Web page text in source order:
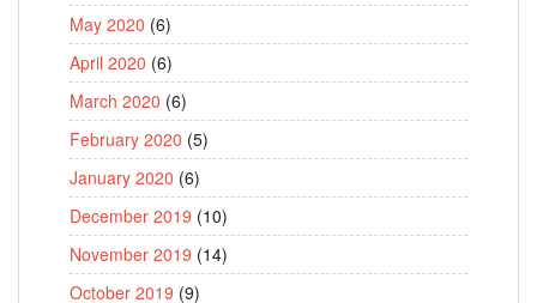
May 2020 (6)
April 2020 (6)
March 2020 (6)
February 2020 (5)
January 2020 (6)
December 2019 (10)
November 2019 (14)
October 2019 (9)